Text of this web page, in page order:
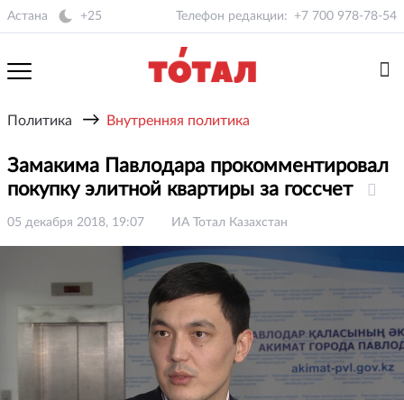
Астана +25 Телефон редакции: +7 700 978-78-54
Политика → Внутренняя политика
Замакима Павлодара прокомментировал
покупку элитной квартиры за госсчет
05 декабря 2018, 19:07 ИА Тотал Казахстан